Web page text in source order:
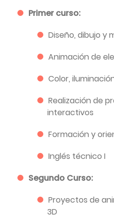
Primer curso:
Diseño, dibujo y
Animación de
Color,
Realización de
interactivos
Formación y
Inglés técnico I
Segundo Curso:
Proyectos de
3D